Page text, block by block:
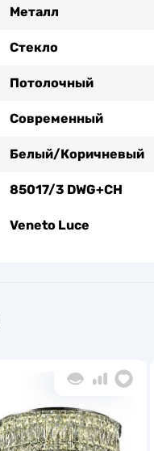
Металл
Стекло
Потолочный
Современный
Белый/Коричневый
85017/3 DWG+CH
Veneto Luce